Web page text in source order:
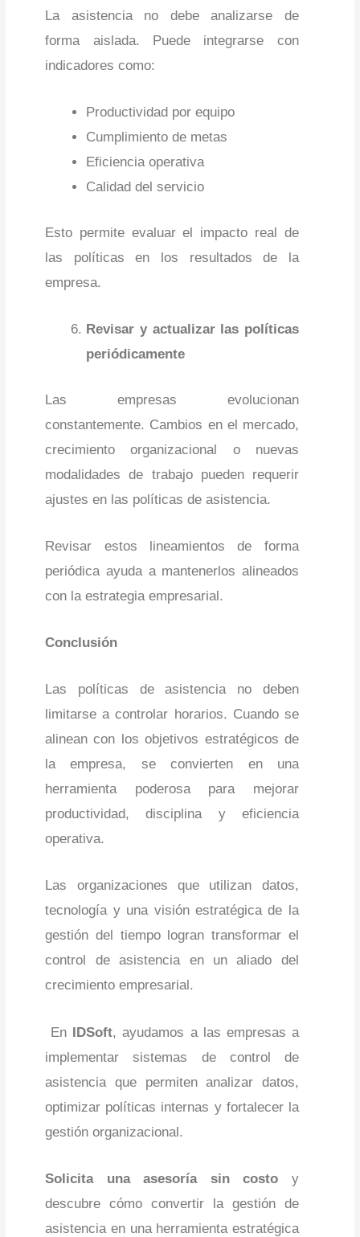
La asistencia no debe analizarse de
forma aislada. Puede integrarse con
indicadores como:
Productividad por equipo
Cumplimiento de metas
Eficiencia operativa
Calidad del servicio
Esto permite evaluar el impacto real de
las políticas en los resultados de la
empresa.
Revisar y actualizar las políticas
periódicamente
Las empresas evolucionan
constantemente. Cambios en el mercado,
crecimiento organizacional o nuevas
modalidades de trabajo pueden requerir
ajustes en las políticas de asistencia.
Revisar estos lineamientos de forma
periódica ayuda a mantenerlos alineados
con la estrategia empresarial.
Conclusión
Las políticas de asistencia no deben
limitarse a controlar horarios. Cuando se
alinean con los objetivos estratégicos de
la empresa, se convierten en una
herramienta poderosa para mejorar
productividad, disciplina y eficiencia
operativa.
Las organizaciones que utilizan datos,
tecnología y una visión estratégica de la
gestión del tiempo logran transformar el
control de asistencia en un aliado del
crecimiento empresarial.
En IDSoft, ayudamos a las empresas a
implementar sistemas de control de
asistencia que permiten analizar datos,
optimizar políticas internas y fortalecer la
gestión organizacional.
Solicita una asesoría sin costo y
descubre cómo convertir la gestión de
asistencia en una herramienta estratégica